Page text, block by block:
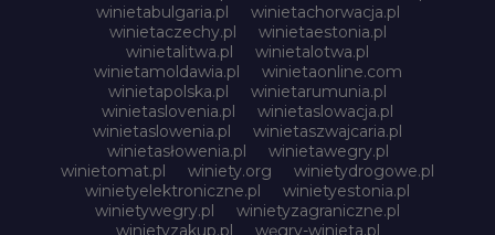
winietabulgaria.pl
winietachorwacja.pl
winietaczechy.pl
winietaestonia.pl
winietalitwa.pl
winietalotwa.pl
winietamoldawia.pl
winietaonline.com
winietapolska.pl
winietarumunia.pl
winietaslovenia.pl
winietaslowacja.pl
winietaslowenia.pl
winietaszwajcaria.pl
winietasłowenia.pl
winietawegry.pl
winietomat.pl
winiety.org
winietydrogowe.pl
winietyelektroniczne.pl
winietyestonia.pl
winietywegry.pl
winietyzagraniczne.pl
winietyzakup.pl
węgry-winieta.pl